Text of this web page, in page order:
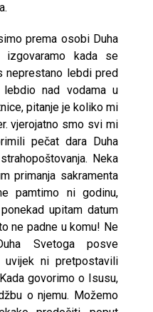
prema osobi Duha
kada se
neprestano lebdi pred
nad vodama u
pitanje je koliko mi
vjerojatno smo svi mi
pečat dara Duha
Neka
primanja sakramenta
pamtimo ni godinu,
upitam datum
ne padne u komu! Ne
Svetoga posve
ni pretpostavili
govorimo o Isusu,
o njemu. Možemo